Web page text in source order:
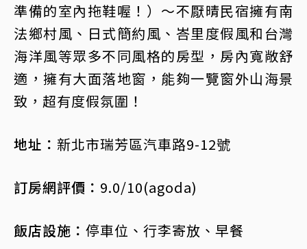
準備的室內拖鞋喔！）～不厭晴民宿擁有南
法鄉村風、日式簡約風、峇里度假風和台灣
海洋風等眾多不同風格的房型，房內寬敞舒
適，擁有大面落地窗，能夠一覽窗外山海景
致，超有度假氛圍！
地址： 新北市瑞芳區汽車路9-12號
訂房網評價： 9.0/10(agoda)
飯店設施： 停車位、行李寄放、早餐